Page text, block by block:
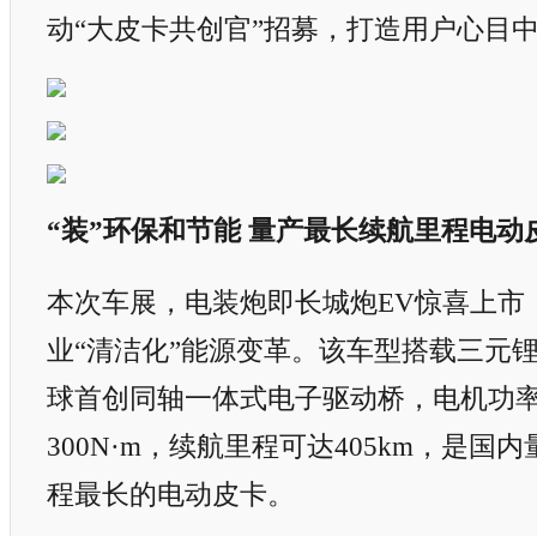
动“大皮卡共创官”招募，打造用户心目
“装”环保和节能 量产最长续航里程电动
本次车展，电装炮即长城炮EV惊喜上市
业“清洁化”能源变革。该车型搭载三元
球首创同轴一体式电子驱动桥，电机功
300N·m，续航里程可达405km，是国
程最长的电动皮卡。